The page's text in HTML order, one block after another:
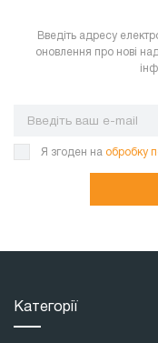
Введіть адресу
оновлення про нові
Я згоден на обробку
Категорії